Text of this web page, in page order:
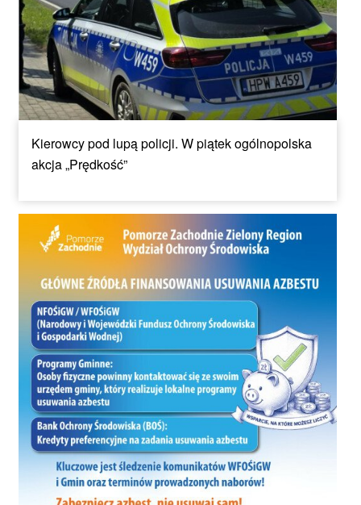
Kierowcy pod lupą policji. W piątek ogólnopolska
akcja „Prędkość”